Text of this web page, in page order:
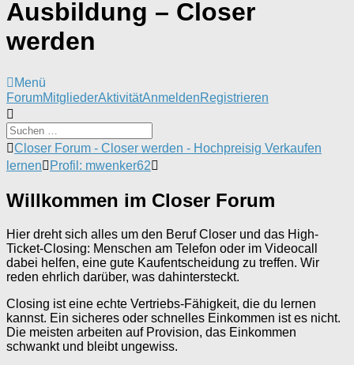
Ausbildung – Closer
werden
Menü
Forum-
Navigation
ForumMitgliederAktivitätAnmeldenRegistrieren
Forum-
Breadcrumbs
-
bist
Closer Forum - Closer werden - Hochpreisig Verkaufen
lernen
Profil: mwenker62
Willkommen im Closer Forum
Hier dreht sich alles um den Beruf Closer und das High-
Ticket-Closing: Menschen am Telefon oder im Videocall
dabei helfen, eine gute Kaufentscheidung zu treffen. Wir
reden ehrlich darüber, was dahintersteckt.
Closing ist eine echte Vertriebs-Fähigkeit, die du lernen
kannst. Ein sicheres oder schnelles Einkommen ist es nicht.
Die meisten arbeiten auf Provision, das Einkommen
schwankt und bleibt ungewiss.